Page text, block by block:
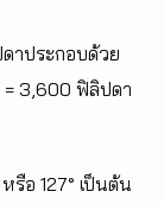
ดาประกอบด้วย
3,600 ฟิลิปดา
รือ 127° เป็นต้น